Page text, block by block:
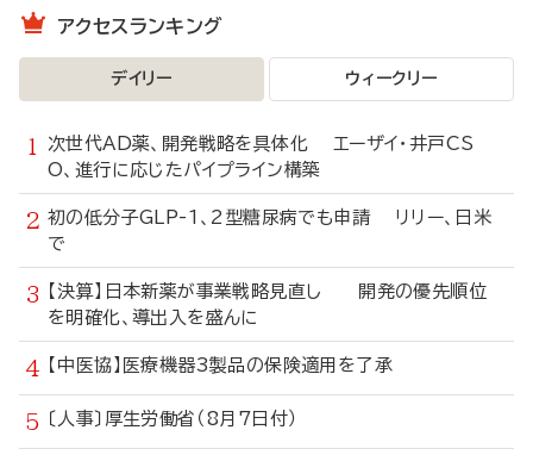
アクセスランキング
デイリー ウィークリー
次世代AD薬、開発戦略を具体化 エーザイ・井戸CS
O、進行に応じたパイプライン構築
初の低分子GLP-1、2型糖尿病でも申請 リリー、日米
で
【決算】日本新薬が事業戦略見直し 開発の優先順位
を明確化、導出入を盛んに
【中医協】医療機器3製品の保険適用を了承
〔人事〕厚生労働省（8月7日付）